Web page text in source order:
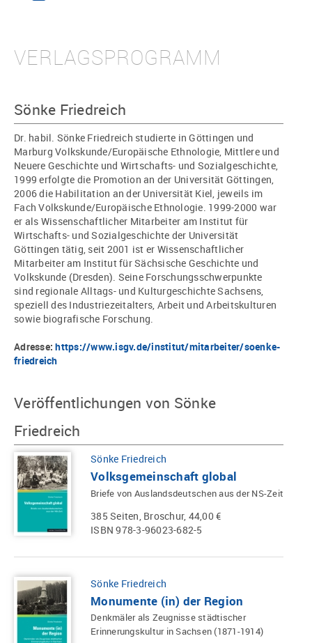
VERLAGSPROGRAMM
Sönke Friedreich
Dr. habil. Sönke Friedreich studierte in Göttingen und
Marburg Volkskunde/Europäische Ethnologie, Mittlere und
Neuere Geschichte und Wirtschafts- und Sozialgeschichte,
1999 erfolgte die Promotion an der Universität Göttingen,
2006 die Habilitation an der Universität Kiel, jeweils im
Fach Volkskunde/Europäische Ethnologie. 1999-2000 war
er als Wissenschaftlicher Mitarbeiter am Institut für
Wirtschafts- und Sozialgeschichte der Universität
Göttingen tätig, seit 2001 ist er Wissenschaftlicher
Mitarbeiter am Institut für Sächsische Geschichte und
Volkskunde (Dresden). Seine Forschungsschwerpunkte
sind regionale Alltags- und Kulturgeschichte Sachsens,
speziell des Industriezeitalters, Arbeit und Arbeitskulturen
sowie biografische Forschung.
Adresse:https://www.isgv.de/institut/mitarbeiter/soenke-
friedreich
Veröffentlichungen von Sönke
Friedreich
Sönke Friedreich
Volksgemeinschaft global
Briefe von Auslandsdeutschen aus der NS-Zeit
385 Seiten, Broschur, 44,00 €
ISBN 978-3-96023-682-5
Sönke Friedreich
Monumente (in) der Region
Denkmäler als Zeugnisse städtischer
Erinnerungskultur in Sachsen (1871-1914)